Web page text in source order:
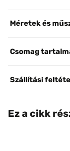
Méretek és
Csomag
Szállítási
Ez a cikk